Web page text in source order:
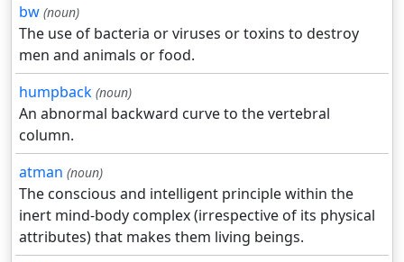
bw (noun)
The use of bacteria or viruses or toxins to destroy
men and animals or food.
humpback (noun)
An abnormal backward curve to the vertebral
column.
atman (noun)
The conscious and intelligent principle within the
inert mind-body complex (irrespective of its physical
attributes) that makes them living beings.